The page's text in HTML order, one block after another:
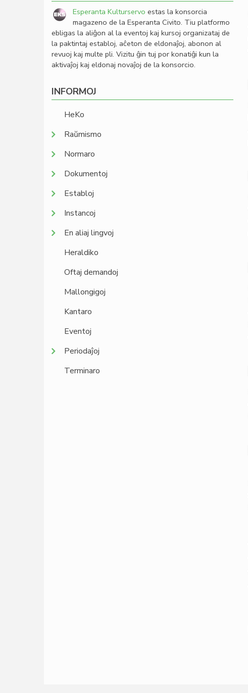
Esperanta Kulturservo estas la konsorcia
magazeno de la Esperanta Civito. Tiu platformo
ebligas la aliĝon al la eventoj kaj kursoj organizataj de
la paktintaj establoj, aĉeton de eldonaĵoj, abonon al
revuoj kaj multe pli. Vizitu ĝin tuj por konatiĝi kun la
aktivaĵoj kaj eldonaj novaĵoj de la konsorcio.
INFORMOJ
HeKo
Raŭmismo
Normaro
Dokumentoj
Establoj
Instancoj
En aliaj lingvoj
Heraldiko
Oftaj demandoj
Mallongigoj
Kantaro
Eventoj
Periodaĵoj
Terminaro